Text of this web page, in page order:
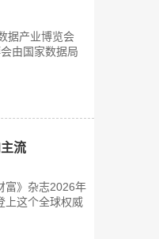
据产业博览会
由国家数据局
流
富》杂志2026年
上这个全球权威